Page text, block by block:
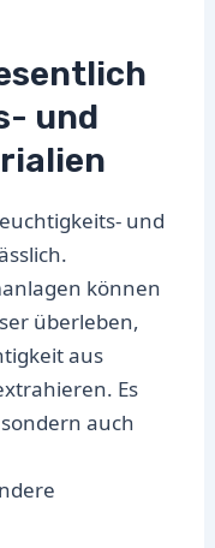
und
und
können
überleben,
aus
Es
auch